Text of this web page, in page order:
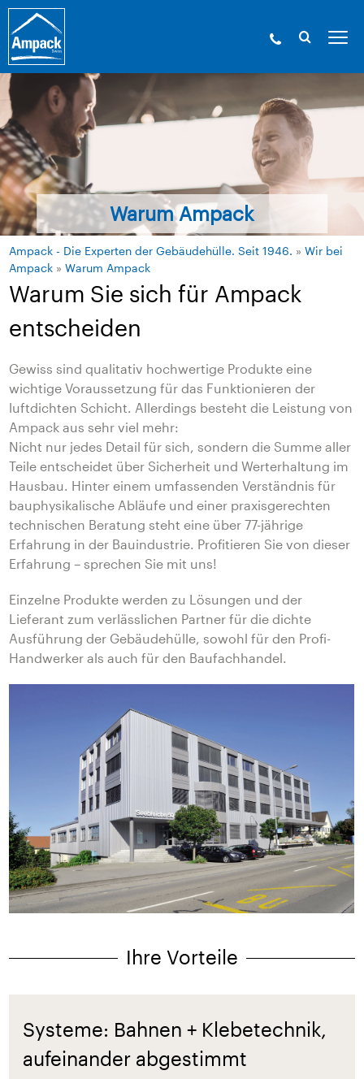
Warum Ampack
Ampack - Die Experten der Gebäudehülle. Seit 1946. »Wir bei
Ampack »Warum Ampack
Warum Sie sich für Ampack
entscheiden
Gewiss sind qualitativ hochwertige Produkte eine
wichtige Voraussetzung für das Funktionieren der
luftdichten Schicht. Allerdings besteht die Leistung von
Ampack aus sehr viel mehr:
Nicht nur jedes Detail für sich, sondern die Summe aller
Teile entscheidet über Sicherheit und Werterhaltung im
Hausbau. Hinter einem umfassenden Verständnis für
bauphysikalische Abläufe und einer praxisgerechten
technischen Beratung steht eine über 77-jährige
Erfahrung in der Bauindustrie. Profitieren Sie von dieser
Erfahrung – sprechen Sie mit uns!
Einzelne Produkte werden zu Lösungen und der
Lieferant zum verlässlichen Partner für die dichte
Ausführung der Gebäudehülle, sowohl für den Profi-
Handwerker als auch für den Baufachhandel.
Ihre Vorteile
Systeme: Bahnen + Klebetechnik,
aufeinander abgestimmt